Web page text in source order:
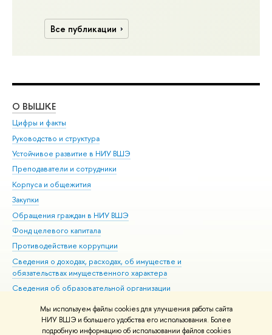
Мы используем файлы cookies для улучшения работы сайта
НИУ ВШЭ и большего удобства его использования. Более
подробную информацию об использовании файлов cookies
Все публикации
О ВЫШКЕ
Цифры и факты
Руководство и структура
Устойчивое развитие в НИУ ВШЭ
Преподаватели и сотрудники
Корпуса и общежития
Закупки
Обращения граждан в НИУ ВШЭ
Фонд целевого капитала
Противодействие коррупции
Сведения о доходах, расходах, об имуществе и
обязательствах имущественного характера
Сведения об образовательной организации
Людям с ограниченными возможностями здоровья
Единая платежная страница